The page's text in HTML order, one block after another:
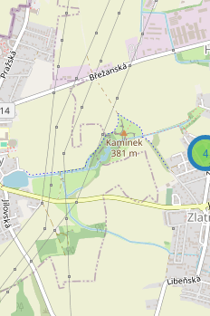
4